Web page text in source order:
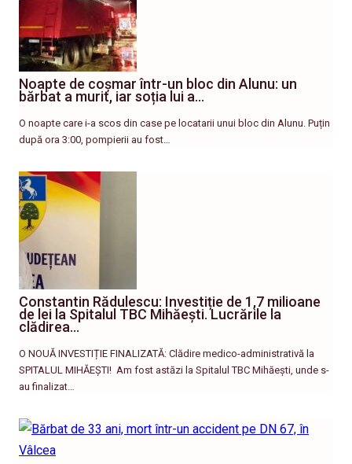
Noapte de coșmar într-un bloc din Alunu: un
bărbat a murit, iar soția lui a…
O noapte care i-a scos din case pe locatarii unui bloc din Alunu. Puțin
după ora 3:00, pompierii au fost…
Constantin Rădulescu: Investiție de 1,7 milioane
de lei la Spitalul TBC Mihăești. Lucrările la
clădirea…
O NOUĂ INVESTIȚIE FINALIZATĂ: Clădire medico-administrativă la
SPITALUL MIHĂEȘTI! ​ Am fost astăzi la Spitalul TBC Mihăești, unde s-
au finalizat…